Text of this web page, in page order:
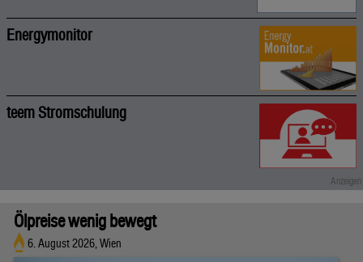
Energymonitor
teem Stromschulung
Ölpreise wenig bewegt
6. August 2026, Wien